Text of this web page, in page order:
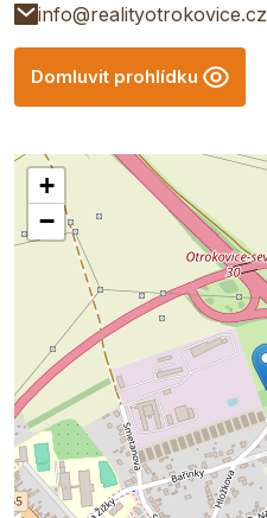
info@realityotrokovice.cz
Domluvit prohlídku
+
−